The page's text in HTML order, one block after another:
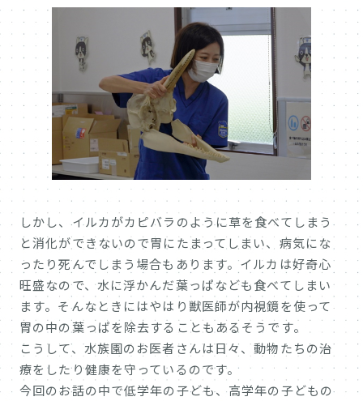
しかし、イルカがカピバラのように草を食べてしまう
と消化ができないので胃にたまってしまい、病気にな
ったり死んでしまう場合もあります。イルカは好奇心
旺盛なので、水に浮かんだ葉っぱなども食べてしまい
ます。そんなときにはやはり獣医師が内視鏡を使って
胃の中の葉っぱを除去することもあるそうです。
こうして、水族園のお医者さんは日々、動物たちの治
療をしたり健康を守っているのです。
今回のお話の中で低学年の子ども、高学年の子どもの